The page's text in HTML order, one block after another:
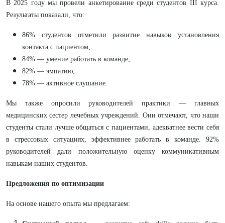
В 2025 году мы провели анкетирование среди студентов III курса.
Результаты показали, что:
86% студентов отметили развитие навыков установления
контакта с пациентом;
84% — умение работать в команде;
82% — эмпатию;
78% — активное слушание.
Мы также опросили руководителей практики — главных
медицинских сестер лечебных учреждений. Они отмечают, что наши
студенты стали лучше общаться с пациентами, адекватнее вести себя
в стрессовых ситуациях, эффективнее работать в команде. 92%
руководителей дали положительную оценку коммуникативным
навыкам наших студентов.
Предложения по оптимизации
На основе нашего опыта мы предлагаем: